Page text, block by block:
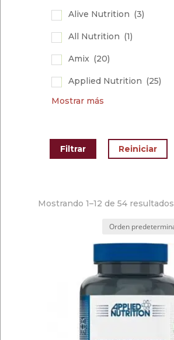
Alive Nutrition (3)
All Nutrition (1)
Amix (20)
Applied Nutrition (25)
Mostrar más
Mostrando 1–12 de 54 resultados